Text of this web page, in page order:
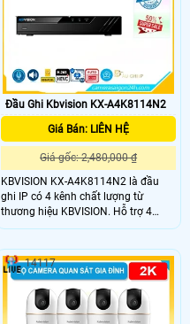
Đầu Ghi Kbvision KX-A4K8114N2
Giá Bán: LIÊN HỆ
Giá gốc: 2,480,000 ₫
KBVISION KX-A4K8114N2 là đầu
ghi IP có 4 kênh chất lượng từ
thương hiệu KBVISION. Hỗ trợ 4
kênh IP độ phân giải lên đến 12Mp
trợ kết nối với camera cũa các hãng
khác như: Arecont Vision, AXIS,
Bosch, Brickcom, Canon, CP Plus,
Dynacolor, Honeywell, Panasonic,
Pelco, Samsung, Sanyo, Sony,
14117